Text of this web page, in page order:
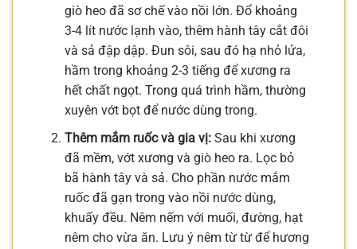
giò heo đã sơ chế vào nồi lớn. Đổ khoảng
3-4 lít nước lạnh vào, thêm hành tây cắt đôi
và sả đập dập. Đun sôi, sau đó hạ nhỏ lửa,
hầm trong khoảng 2-3 tiếng để xương ra
hết chất ngọt. Trong quá trình hầm, thường
xuyên vớt bọt để nước dùng trong.
Thêm mắm ruốc và gia vị:Sau khi xương
đã mềm, vớt xương và giò heo ra. Lọc bỏ
bã hành tây và sả. Cho phần nước mắm
ruốc đã gạn trong vào nồi nước dùng,
khuấy đều. Nêm nếm với muối, đường, hạt
nêm cho vừa ăn. Lưu ý nêm từ từ để hương